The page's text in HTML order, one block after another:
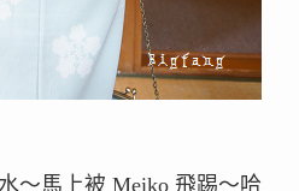
～馬上被 Meiko 飛踢～哈